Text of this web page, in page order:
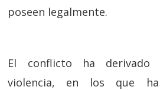
poseen legalmente.
El conflicto ha derivado
violencia, en los que